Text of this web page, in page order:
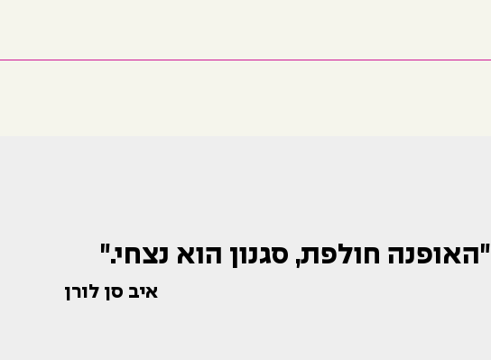
"האופנה חולפת, סגנון הוא נצחי."
איב סן לורן